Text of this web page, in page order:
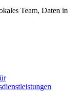
Team, Daten in